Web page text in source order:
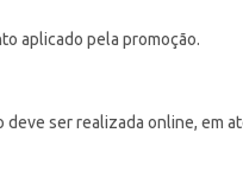
aplicado pela promoção.
ser realizada online, em